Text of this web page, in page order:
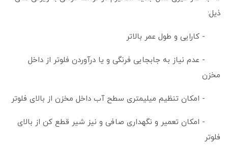
ذیل:
- کارایی و طول عمر بالاتر
- عدم نیاز به جابجایی فرنگی و یا درآوردن فلوتر از داخل
مخزن
- امکان تنظیم میلیمتری سطح آب داخل مخزن از بالای فلوتر
- امکان تعمیر و نگهداری صافی و نیز شیر قطع کن از بالای
فلوتر